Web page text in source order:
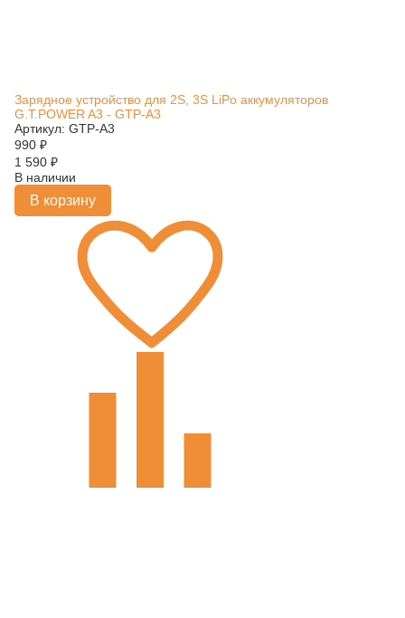
Зарядное устройство для 2S, 3S LiPo аккумуляторов
G.T.POWER A3 - GTP-A3
Артикул: GTP-A3
990 ₽
1 590 ₽
В наличии
В корзину